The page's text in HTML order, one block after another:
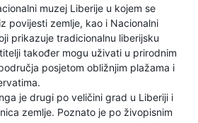
muzej Liberije u kojem se
povijesti zemlje, kao i Nacionalni
prikazuje tradicionalnu liberijsku
također mogu uživati ​​u prirodnim
posjetom obližnjim plažama i
je drugi po veličini grad u Liberiji i
zemlje. Poznato je po živopisnim